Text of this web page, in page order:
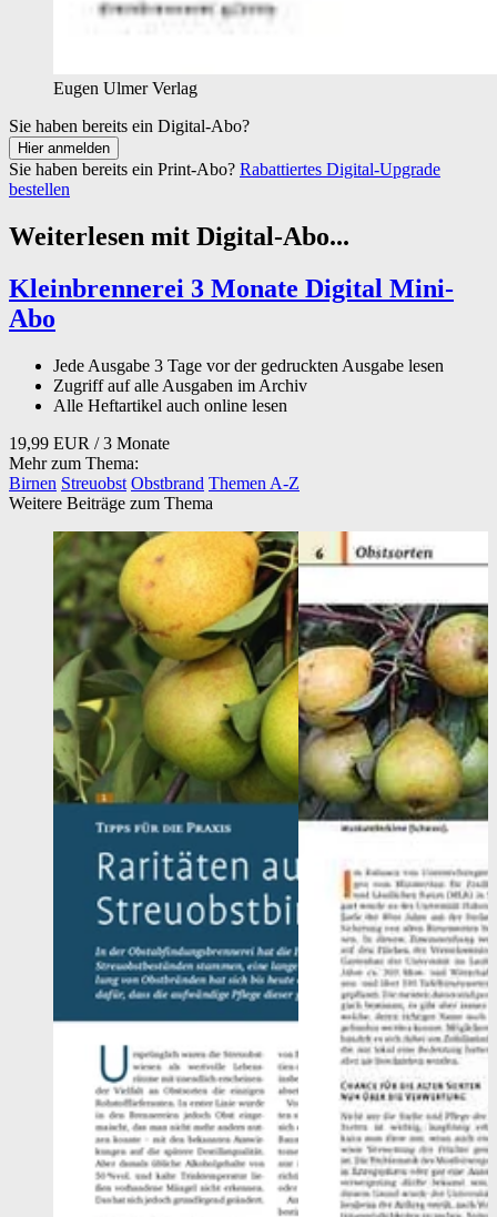
Eugen Ulmer Verlag
Sie haben bereits ein Digital-Abo?
Sie haben bereits ein Print-Abo? Rabattiertes Digital-Upgrade
bestellen
Weiterlesen mit Digital-Abo...
Kleinbrennerei 3 Monate Digital Mini-
Abo
Jede Ausgabe 3 Tage vor der gedruckten Ausgabe lesen
Zugriff auf alle Ausgaben im Archiv
Alle Heftartikel auch online lesen
19,99 EUR / 3 Monate
Mehr zum Thema:
Birnen Streuobst Obstbrand Themen A-Z
Weitere Beiträge zum Thema